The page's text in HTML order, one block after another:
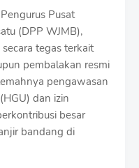
Pusat
(DPP WJMB),
tegas terkait
pembalakan resmi
pengawasan
dan izin
besar
bandang di